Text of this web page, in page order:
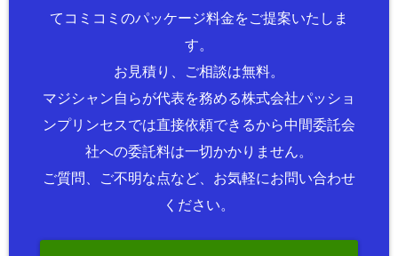
てコミコミのパッケージ料金をご提案いたしま
す。
お見積り、ご相談は無料。
マジシャン自らが代表を務める株式会社パッショ
ンプリンセスでは直接依頼できるから中間委託会
社への委託料は一切かかりません。
ご質問、ご不明な点など、お気軽にお問い合わせ
ください。